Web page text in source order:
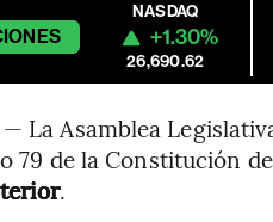
NASDAQ
+1.30%
26,690.62
La Asamblea
79 de la Constitución
.